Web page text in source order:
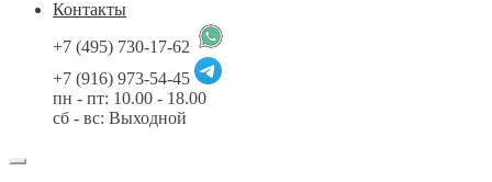
Контакты
+7 (495) 730-17-62
+7 (916) 973-54-45
пн - пт: 10.00 - 18.00
сб - вс: Выходной